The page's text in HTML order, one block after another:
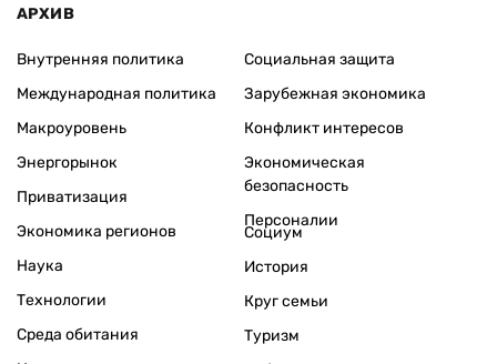
АРХИВ
Внутренняя политика
Международная политика
Макроуровень
Энергорынок
Приватизация
Экономика регионов
Социальная защита
Зарубежная экономика
Конфликт интересов
Экономическая
безопасность
Персоналии
Наука
Технологии
Среда обитания
Социум
История
Круг семьи
Туризм